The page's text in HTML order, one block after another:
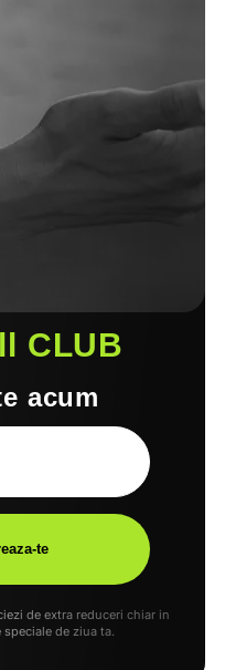
CLUB
acum
de extra reduceri chiar in
de ziua ta.